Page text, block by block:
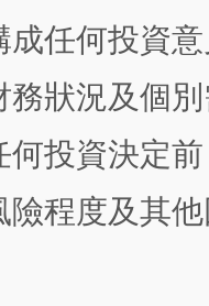
任何投資
務狀況及個
投資決定
險程度及其